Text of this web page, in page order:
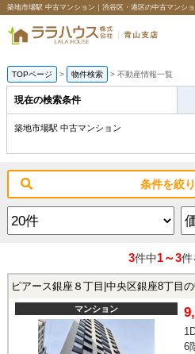
築地市場駅 中古マンション｜渋谷区・港区の中古マンシ
TOPページ > 物件検索 > 不動産情報一覧
現在の検索条件
築地市場駅 中古マンション
条件を絞
3件中1～3件
ピアース銀座８丁目|中央区銀座8丁目
マンション
6